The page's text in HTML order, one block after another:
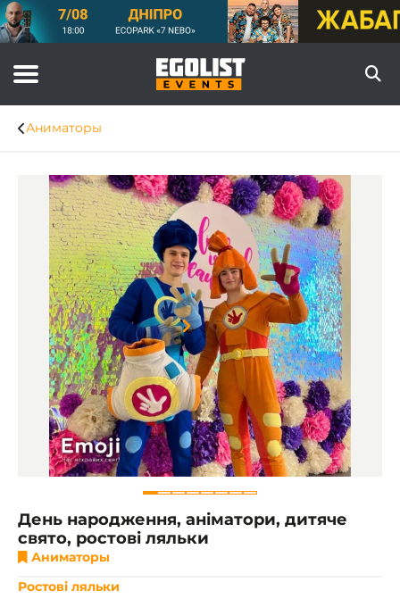
Аниматоры
Item
1
of
8
День народження, аніматори, дитяче
свято, ростові ляльки
Аниматоры
Ростові ляльки